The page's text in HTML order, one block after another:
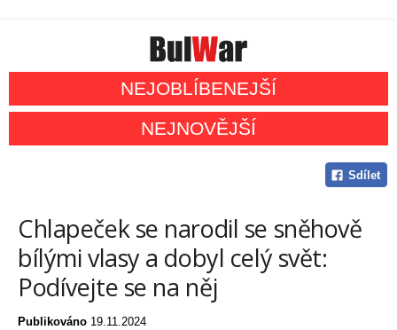
NEJOBLÍBENEJŠÍ
NEJNOVĚJŠÍ
Sdílet
Chlapeček se narodil se sněhově
bílými vlasy a dobyl celý svět:
Podívejte se na něj
Publikováno 19.11.2024